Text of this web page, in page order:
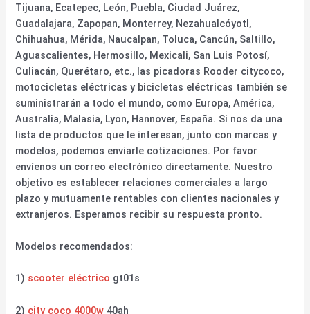
Tijuana, Ecatepec, León, Puebla, Ciudad Juárez,
Guadalajara, Zapopan, Monterrey, Nezahualcóyotl,
Chihuahua, Mérida, Naucalpan, Toluca, Cancún, Saltillo,
Aguascalientes, Hermosillo, Mexicali, San Luis Potosí,
Culiacán, Querétaro, etc., las picadoras Rooder citycoco,
motocicletas eléctricas y bicicletas eléctricas también se
suministrarán a todo el mundo, como Europa, América,
Australia, Malasia, Lyon, Hannover, España. Si nos da una
lista de productos que le interesan, junto con marcas y
modelos, podemos enviarle cotizaciones. Por favor
envíenos un correo electrónico directamente. Nuestro
objetivo es establecer relaciones comerciales a largo
plazo y mutuamente rentables con clientes nacionales y
extranjeros. Esperamos recibir su respuesta pronto.
Modelos recomendados:
1) scooter eléctrico gt01s
2) city coco 4000w 40ah